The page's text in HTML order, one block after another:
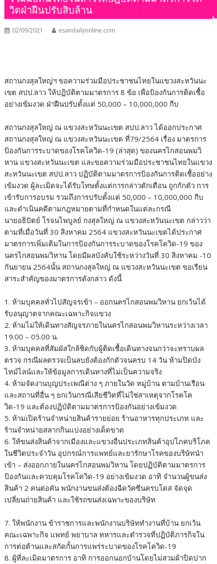
วิดฝ่าฝืนปรับสิบล้าน
02/09/2021 esandailyonline.com
สถานกงสุลใหญ่ฯ ขอความร่วมมือประชาชนไทยในแขวงสะหวันนะ
เขต สปป.ลาว ให้ปฏิบัติตามมาตรการ 8 ข้อ เพื่อป้องกันการติดเชื้อ
อย่างเข้มงวด ฝ่าฝืนปรับตั้งแต่ 50,000 – 10,000,000 กีบ
สถานกงสุลใหญ่ ณ แขวงสะหวันนะเขต สปป.ลาว ได้ออกประกาศ
สถานกงสุลใหญ่ ณ แขวงสะหวันนะเขต ที่79/2564 เรื่อง มาตรการ
ป้องกันการระบาดของโรคโควิด-19 (ล่าสุด) ของนครไกสอนพมวิ
หาน แขวงสะหวันนะเขต และขอความร่วมมือประชาชนไทยในแขวง
สะหวันนะเขต สปป.ลาว ปฏิบัติตามมาตรการป้องกันการติดเชื้ออย่าง
เข้มงวด ผู้ละเมิดจะได้รับโทษตั้งแต่การกล่าวตักเตือน ถูกกักตัว การ
เข้ารับการอบรม รวมถึงการปรับตั้งแต่ 50,000 – 10,000,000 กีบ
และดำเนินคดีตามกฎหมายตามที่กำหนดในแต่ละกรณี
นายอธิปัตย์ โรจนไพบูลย์ กงสุลใหญ่ ณ แขวงสะหวันนะเขต กล่าวว่า
ตามที่เมื่อวันที่ 30 สิงหาคม 2564 แขวงสะหวันนะเขตได้ประกาศ
มาตรการเพิ่มเติมในการป้องกันการระบาดของโรคโควิด-19 ของ
นครไกสอนพมวิหาน โดยมีผลบังคับใช้ระหว่างวันที่ 30 สิงหาคม -10
กันยายน 2564นั้น สถานกงสุลใหญ่ ณ แขวงสะหวันนะเขต ขอเรียน
สาระสำคัญของมาตรการดังกล่าว ดังนี้
1. ห้ามบุคคลทั่วไปสัญจรเข้า – ออกนครไกสอนพมวิหาน ยกเว้นได้
รับอนุญาตจากคณะเฉพาะกิจแขวง
2. ห้ามไม่ให้เดินทางสัญจรภายในนครไกสอนพมวิหานระหว่างเวลา
19.00 – 05.00 น.
3. ห้ามบุคคลที่สัมผัสใกล้ชิดกับผู้ติดเชื้อเดินทางจนกว่าจะทราบผล
ตรวจ กรณีผลตรวจเป็นลบยังต้องกักตัวจนครบ 14 วัน ห้ามปิดบัง
ไทม์ไลน์และให้ข้อมูลการเดินทางที่ไม่เป็นความจริง
4. ห้ามจัดงานบุญประเพณีต่าง ๆ ภายในวัด หมู่บ้าน ตามบ้านเรือน
และสถานที่อื่น ๆ ยกเว้นกรณีเสียชีวิตที่ไม่ใช่สาเหตุจากโรคโค
วิด-19 และต้องปฏิบัติตามมาตรการป้องกันอย่างเข้มงวด
5. ห้ามเปิดร้านจำหน่ายสินค้ารายย่อย ร้านอาหารทุกประเภท และ
ร้านจำหน่ายสลากกินแบ่งอย่างเด็ดขาด
6. ให้ขนส่งสินค้าจากเมืองและแขวงอื่นประเภทสินค้าอุปโภคบริโภค
ในชีวิตประจำวัน อุปกรณ์การแพทย์และยารักษาโรคของบริษัทนำ
เข้า – ส่งออกภายในนครไกสอนพมวิหาน โดยปฏิบัติตามมาตรการ
ป้องกันและควบคุมโรคโควิด-19 อย่างเข้มงวด อาทิ จำนวนผู้ขนส่ง
สินค้า 2 คนต่อคัน พนักงานขนส่งต้องฉีดวัคซีนครบโดส จัดจุด
เปลี่ยนถ่ายสินค้า และใช้รถขนส่งเฉพาะของบริษัท
7. ให้พนักงาน ข้าราชการและพนักงานบริษัททำงานที่บ้าน ยกเว้น
คณะเฉพาะกิจ แพทย์ พยาบาล ทหารและตำรวจที่ปฏิบัติภารกิจใน
การต่อต้านและสกัดกั้นการแพร่ระบาดของโรคโควิด-19
8. ผู้ที่ละเมิดมาตรการ อาทิ การออกนอกบ้านโดยไม่สวมผ้าปิดปาก